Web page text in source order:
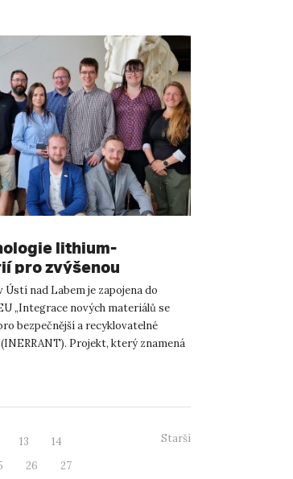
lithium-
pro zvýšenou
Ústí nad Labem je zapojena do
„Integrace nových materiálů se
bezpečnější a recyklovatelné
Projekt, který znamená
13
14
26
27
Starší